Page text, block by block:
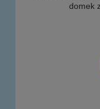
domek